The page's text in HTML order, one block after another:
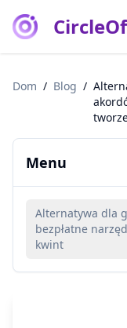
Dom / Blog /
Menu
Alternatywa dla
bezpłatne
kwint